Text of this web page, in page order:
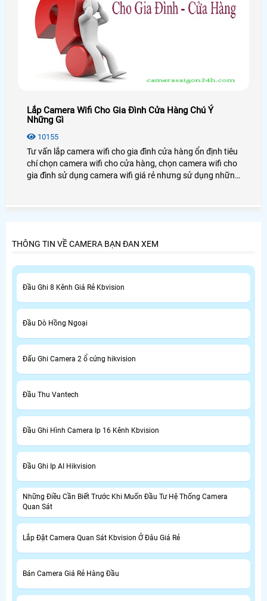
Lắp Camera Wifi Cho Gia Đình Cửa Hàng Chú Ý
Những Gì
10155
Tư vấn lắp camera wifi cho gia đình cửa hàng ổn định tiêu
chí chọn camera wifi cho cửa hàng, chọn camera wifi cho
gia đình sử dụng camera wifi giá rẻ nhưng sử dụng những
THÔNG TIN VỀ CAMERA BẠN ĐAN XEM
Đầu Ghi 8 Kênh Giá Rẻ Kbvision
Đầu Dò Hồng Ngoại
Đấu Ghi Camera 2 ổ cứng hikvision
Đầu Thu Vantech
Đầu Ghi Hình Camera Ip 16 Kênh Kbvision
Đầu Ghi Ip AI Hikvision
Những Điều Cần Biết Trước Khi Muốn Đầu Tư Hệ Thống Camera
Quan Sát
Lắp Đặt Camera Quan Sát Kbvision Ở Đâu Giá Rẻ
Bán Camera Giá Rẻ Hàng Đầu